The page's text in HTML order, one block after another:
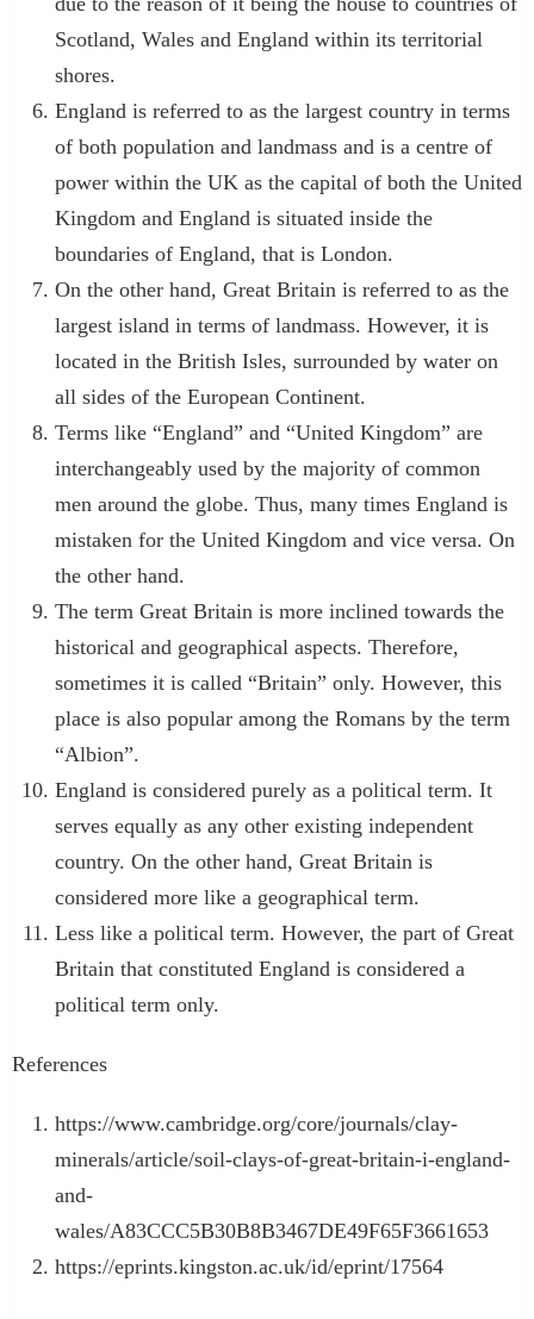
Scotland, Wales and England within its territorial
shores.
England is referred to as the largest country in terms
of both population and landmass and is a centre of
power within the UK as the capital of both the United
Kingdom and England is situated inside the
boundaries of England, that is London.
On the other hand, Great Britain is referred to as the
largest island in terms of landmass. However, it is
located in the British Isles, surrounded by water on
all sides of the European Continent.
Terms like “England” and “United Kingdom” are
interchangeably used by the majority of common
men around the globe. Thus, many times England is
mistaken for the United Kingdom and vice versa. On
the other hand.
The term Great Britain is more inclined towards the
historical and geographical aspects. Therefore,
sometimes it is called “Britain” only. However, this
place is also popular among the Romans by the term
“Albion”.
England is considered purely as a political term. It
serves equally as any other existing independent
country. On the other hand, Great Britain is
considered more like a geographical term.
Less like a political term. However, the part of Great
Britain that constituted England is considered a
political term only.
References
https://www.cambridge.org/core/journals/clay-
minerals/article/soil-clays-of-great-britain-i-england-
and-
wales/A83CCC5B30B8B3467DE49F65F3661653
https://eprints.kingston.ac.uk/id/eprint/17564